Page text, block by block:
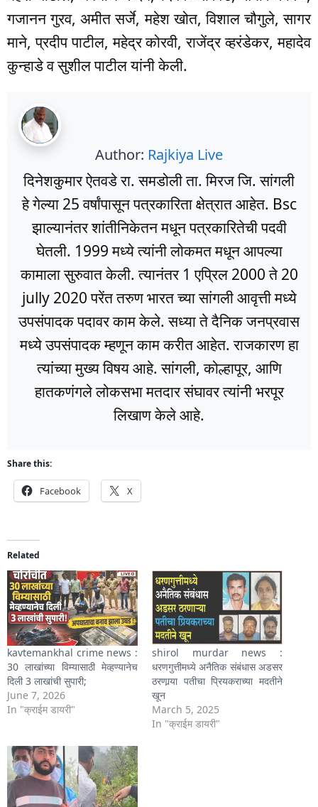
गजानन गुरव, अमीत सर्जे, महेश खोत, विशाल चौगुले, सागर
माने, प्रदीप पाटील, महेद्र कोरवी, राजेंद्र व्हरंडेकर, महादेव
कुन्हाडे व सुशील पाटील यांनी केली.
Author: Rajkiya Live
दिनेशकुमार ऐतवडे रा. समडोली ता. मिरज जि. सांगली
हे गेल्या 25 वर्षांपासून पत्रकारिता क्षेत्रात आहेत. Bsc
झाल्यानंतर शांतीनिकेतन मधून पत्रकारितेची पदवी
घेतली. 1999 मध्ये त्यांनी लोकमत मधून आपल्या
कामाला सुरुवात केली. त्यानंतर 1 एप्रिल 2000 ते 20
jully 2020 परेंत तरुण भारत च्या सांगली आवृत्ती मध्ये
उपसंपादक पदावर काम केले. सध्या ते दैनिक जनप्रवास
मध्ये उपसंपादक म्हणून काम करीत आहेत. राजकारण हा
त्यांच्या मुख्य विषय आहे. सांगली, कोल्हापूर, आणि
हातकणंगले लोकसभा मतदार संघावर त्यांनी भरपूर
लिखाण केले आहे.
Share this:
Facebook X
Related
kavtemankhal crime news :
30 लाखांच्या विम्यासाठी मेव्हण्यानेच
दिली 3 लाखांची सुपारी;
June 7, 2026
In "क्राईम डायरी"
shirol murdar news :
धरणगुत्तीमध्ये अनैतिक संबंधास अडसर
ठरणार्‍या पतीचा प्रियकराच्या मदतीने
खून
March 5, 2025
In "क्राईम डायरी"